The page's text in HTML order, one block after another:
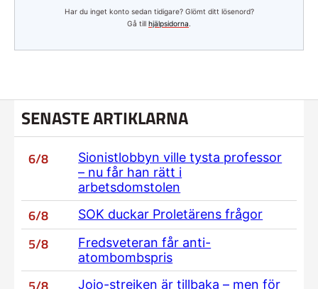
Har du inget konto sedan tidigare? Glömt ditt lösenord?
Gå till hjälpsidorna.
SENASTE ARTIKLARNA
6/8
Sionistlobbyn ville tysta professor
– nu får han rätt i
arbetsdomstolen
6/8 SOK duckar Proletärens frågor
5/8
Fredsveteran får anti-
atombombspris
Jojo-strejken är tillbaka – men för